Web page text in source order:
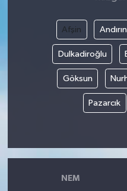
Afşin Andırın
Dulkadiroğlu
Göksun
Pazarcık
NEM